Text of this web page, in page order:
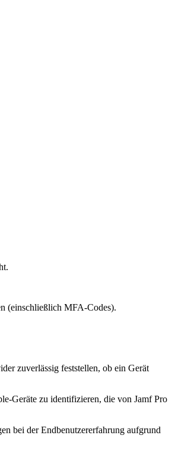
(einschließlich MFA-Codes).
zuverlässig feststellen, ob ein Gerät
Geräte zu identifizieren, die von Jamf Pro
bei der Endbenutzererfahrung aufgrund